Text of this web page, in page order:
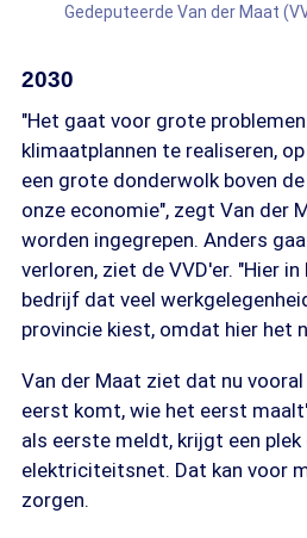
Gedeputeerde Van der Maat
2030
"Het gaat voor grote
klimaatplannen te realiseren,
een grote donderwolk boven
onze economie", zegt Van der
worden ingegrepen. Anders
verloren, ziet de VVD'er. "Hier
bedrijf dat veel
provincie kiest, omdat hier het
Van der Maat ziet dat nu
eerst komt, wie het eerst
als eerste meldt, krijgt een plek
elektriciteitsnet. Dat kan voor
zorgen.